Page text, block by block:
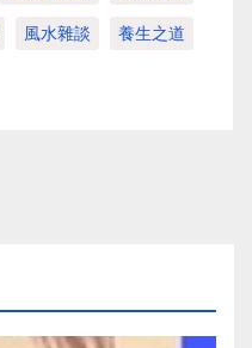
風水雜談 養生之道